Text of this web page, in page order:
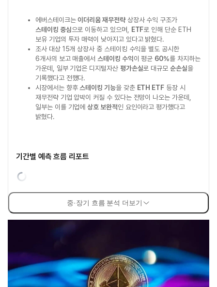
에버스테이크는이더리움 재무전략상장사 수익 구조가
스테이킹 중심으로 이동하고 있으며, ETF로 인해 단순 ETH
보유 기업의 투자 매력이 낮아지고 있다고 밝혔다.
조사 대상 15개 상장사 중 스테이킹 수익을 별도 공시한
6개사의 보고 매출에서 스테이킹 수익이 평균 60%를 차지하는
가운데, 일부 기업은 디지털자산 평가손실로 대규모순손실을
기록했다고 전했다.
시장에서는 향후 스테이킹 기능을 갖춘 ETH ETF 등장 시
재무전략 기업 압박이 커질 수 있다는 전망이 나오는 가운데,
일부는 이를 기업에상호 보완적인 요인이라고 평가했다고
밝혔다.
기간별 예측 흐름 리포트
중·장기 흐름 분석 더보기